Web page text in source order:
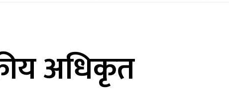
अधिकृत